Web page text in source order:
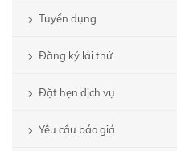
Tuyển dụng
Đăng ký lái thử
Đặt hẹn dịch vụ
Yêu cầu báo giá